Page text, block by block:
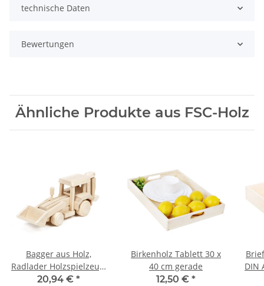
technische Daten
Bewertungen
Ähnliche Produkte aus FSC-Holz
Bagger aus Holz,
Radlader Holzspielzeug,
27 × 7 × 10 cm
20,94 € *
Birkenholz Tablett 30 x
40 cm gerade
12,50 € *
DIN